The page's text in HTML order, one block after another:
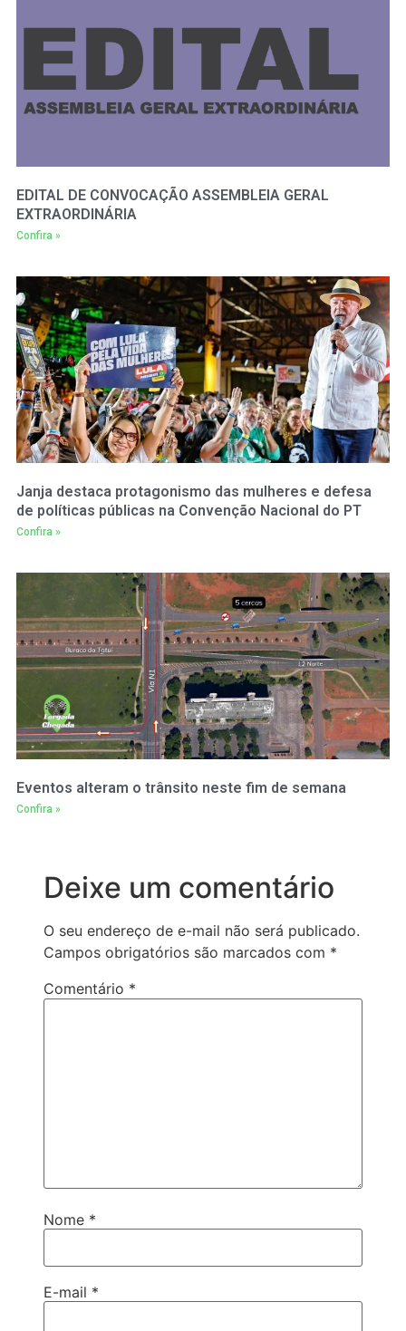
EDITAL DE CONVOCAÇÃO ASSEMBLEIA GERAL
EXTRAORDINÁRIA
Confira »
Janja destaca protagonismo das mulheres e defesa
de políticas públicas na Convenção Nacional do PT
Confira »
Eventos alteram o trânsito neste fim de semana
Confira »
Deixe um comentário
O seu endereço de e-mail não será publicado.
Campos obrigatórios são marcados com *
Comentário *
Nome *
E-mail *